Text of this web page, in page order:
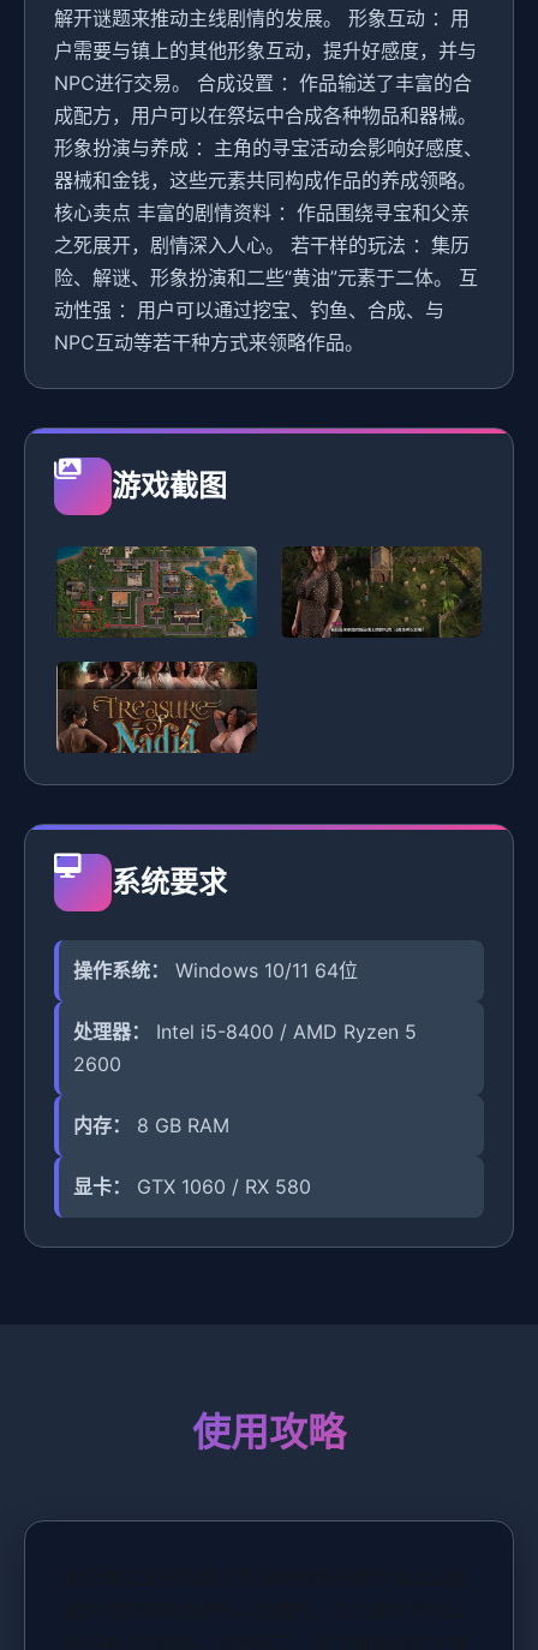
解开谜题来推动主线剧情的发展。 形象互动 ：用
户需要与镇上的其他形象互动，提升好感度，并与
NPC进行交易。 合成设置 ：作品输送了丰富的合
成配方，用户可以在祭坛中合成各种物品和器械。
形象扮演与养成 ：主角的寻宝活动会影响好感度、
器械和金钱，这些元素共同构成作品的养成领略。
核心卖点 丰富的剧情资料 ：作品围绕寻宝和父亲
之死展开，剧情深入人心。 若干样的玩法 ：集历
险、解谜、形象扮演和二些“黄油”元素于二体。 互
动性强 ：用户可以通过挖宝、钓鱼、合成、与
NPC互动等若干种方式来领略作品。
游戏截图
系统要求
操作系统： Windows 10/11 64位
处理器：
Intel i5-8400 / AMD Ryzen 5
2600
内存： 8 GB RAM
显卡： GTX 1060 / RX 580
使用攻略